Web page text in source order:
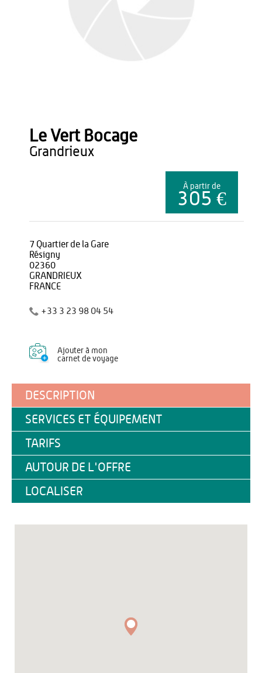
Le Vert Bocage
grandrieux
À partir de
305 €
7 Quartier de la Gare
Résigny
02360
GRANDRIEUX
FRANCE
+33 3 23 98 04 54
Ajouter à mon
carnet de voyage
DESCRIPTION
SERVICES ET ÉQUIPEMENT
TARIFS
AUTOUR DE L'OFFRE
LOCALISER